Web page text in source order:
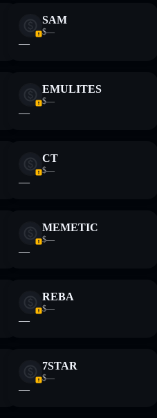
SAM
$—
—
EMULITES
$—
—
CT
$—
—
MEMETIC
$—
—
REBA
$—
—
7STAR
$—
—